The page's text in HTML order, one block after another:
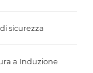
sicurezza
a Induzione